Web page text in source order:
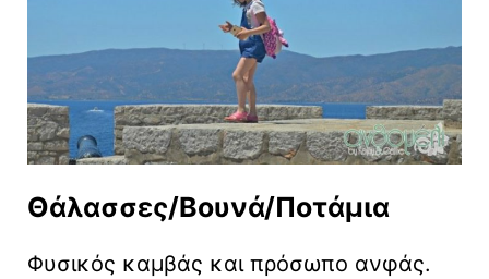
Θάλασσες/Βουνά/Ποτάμια
Φυσικός καμβάς και πρόσωπο ανφάς.